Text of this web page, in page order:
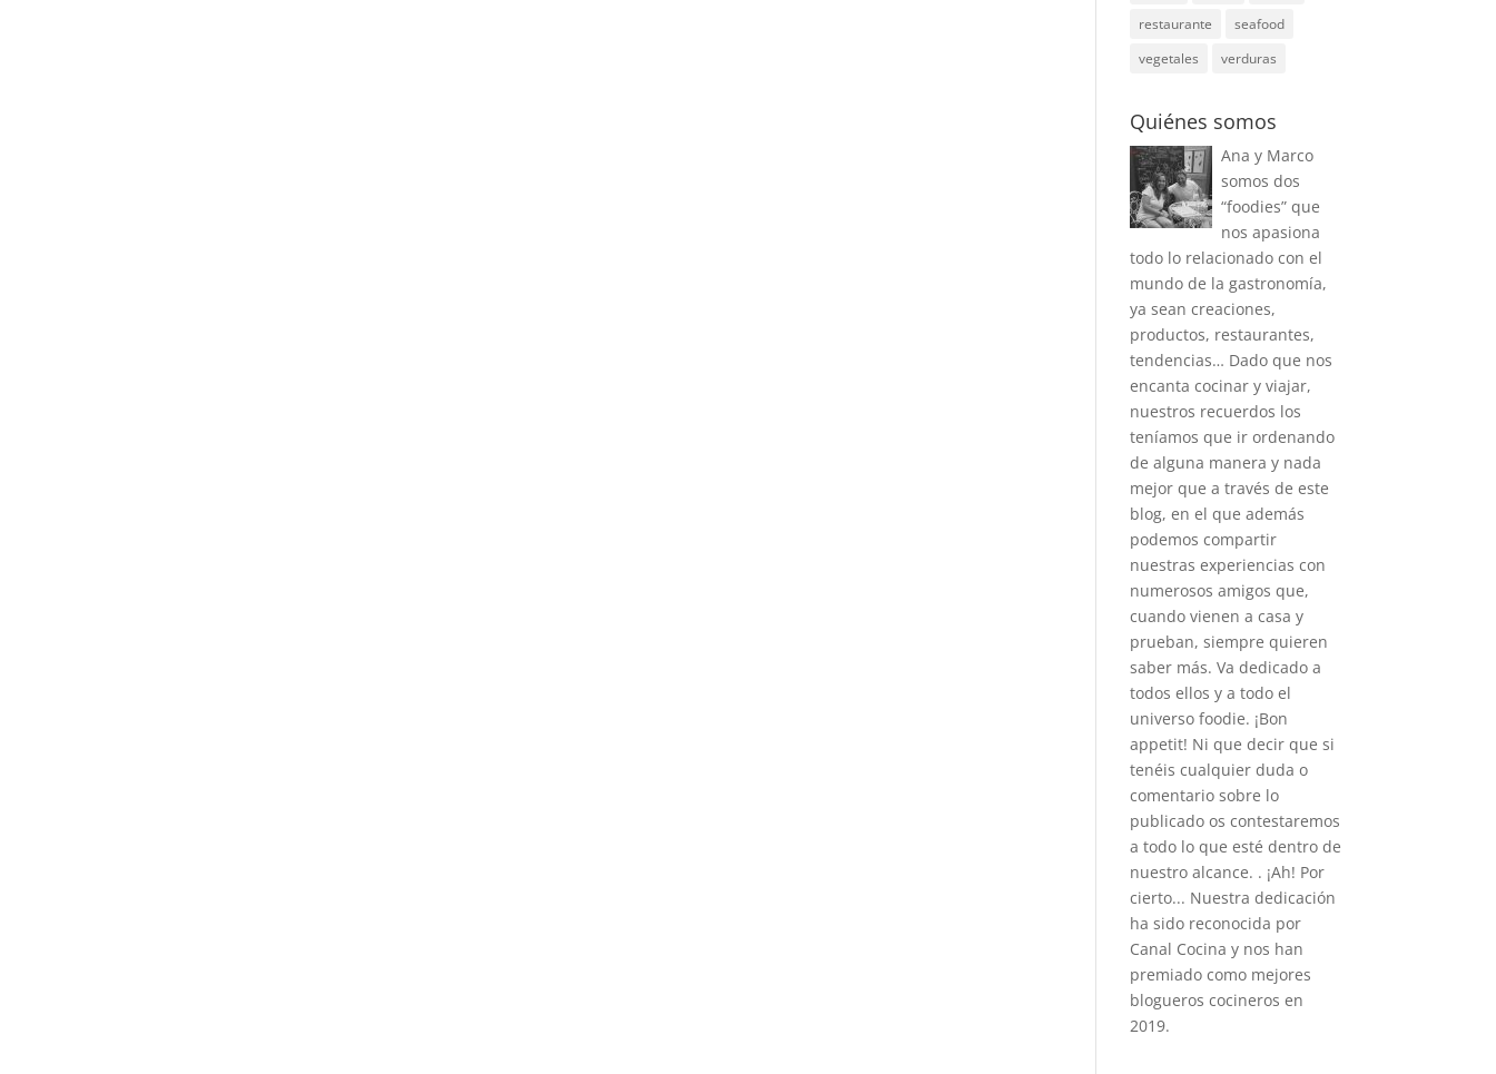
restaurante
seafood
vegetales
verduras
Quiénes somos
Ana y Marco
somos dos
“foodies” que
nos apasiona
todo lo relacionado con el
mundo de la gastronomía,
ya sean creaciones,
productos, restaurantes,
tendencias… Dado que nos
encanta cocinar y viajar,
nuestros recuerdos los
teníamos que ir ordenando
de alguna manera y nada
mejor que a través de este
blog, en el que además
podemos compartir
nuestras experiencias con
numerosos amigos que,
cuando vienen a casa y
prueban, siempre quieren
saber más. Va dedicado a
todos ellos y a todo el
universo foodie. ¡Bon
appetit! Ni que decir que si
tenéis cualquier duda o
comentario sobre lo
publicado os contestaremos
a todo lo que esté dentro de
nuestro alcance. . ¡Ah! Por
cierto... Nuestra dedicación
ha sido reconocida por
Canal Cocina y nos han
premiado como mejores
blogueros cocineros en
2019.